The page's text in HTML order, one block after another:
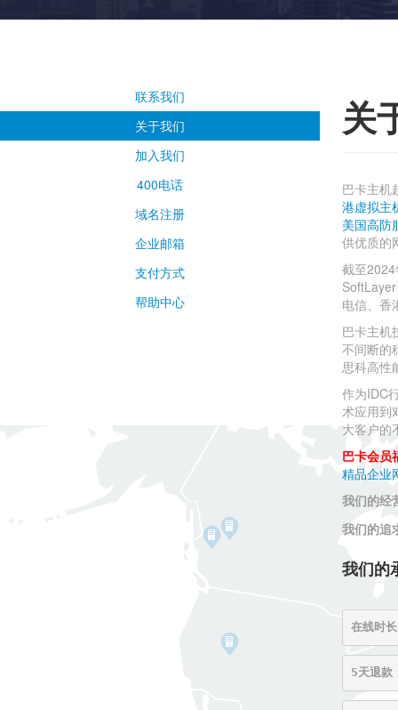
联系我们
关于我们
加入我们
400电话
域名注册
企业邮箱
支付方式
帮助中心
关
巴卡主机
港虚拟主
美国高防
供优质的
截至
电信、香
巴卡主机
不间断的
思科高性
作为IDC
术应用到
大客户的
巴卡会员
精品企业
我们的经
我们的追
我们的
在线时
5天退款